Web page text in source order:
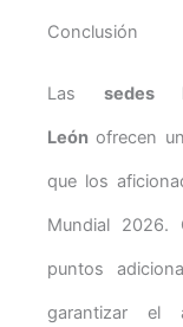
Conclusión
Las sedes
León ofrecen
que los
Mundial
puntos
garantizar el